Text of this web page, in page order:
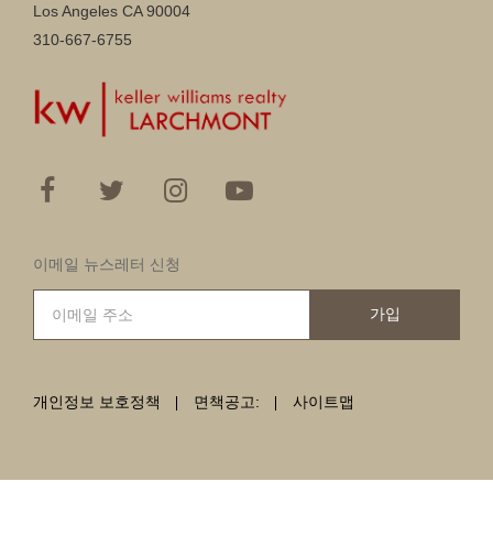
Los Angeles CA 90004
310-667-6755
이메일 뉴스레터 신청
가입
개인정보 보호정책 면책공고: 사이트맵